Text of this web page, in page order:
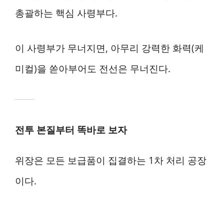
총괄하는 핵심 사령부다.
이 사령부가 무너지면, 아무리 강력한 화력(케
미컬)을 쏟아부어도 전선은 무너진다.
전투 본질부터 똑바로 보자
위장은 모든 보급품이 집결하는 1차 처리 공장
이다.